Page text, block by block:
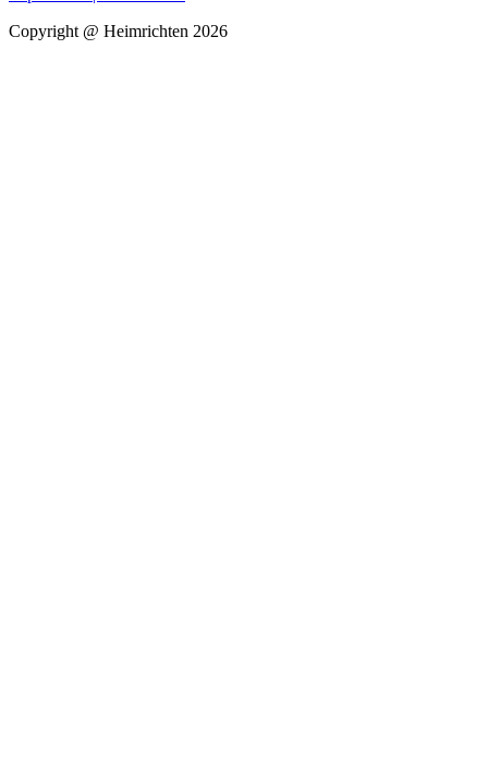
Copyright @ Heimrichten 2026